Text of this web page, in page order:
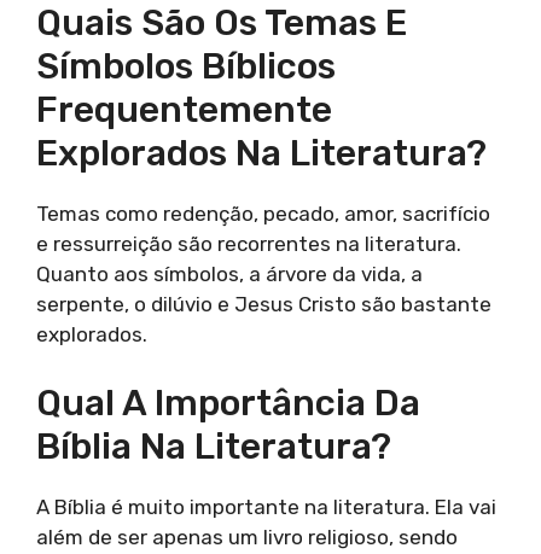
Quais São Os Temas E
Símbolos Bíblicos
Frequentemente
Explorados Na Literatura?
Temas como redenção, pecado, amor, sacrifício
e ressurreição são recorrentes na literatura.
Quanto aos símbolos, a árvore da vida, a
serpente, o dilúvio e Jesus Cristo são bastante
explorados.
Qual A Importância Da
Bíblia Na Literatura?
A Bíblia é muito importante na literatura. Ela vai
além de ser apenas um livro religioso, sendo